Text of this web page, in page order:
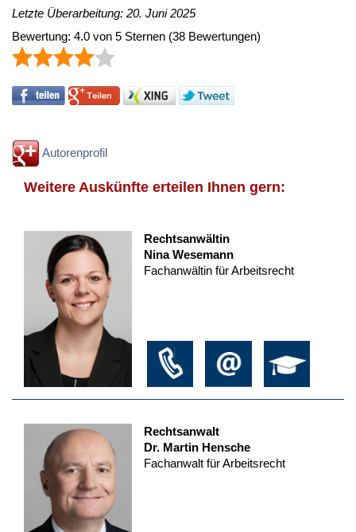
Letzte Überarbeitung: 20. Juni 2025
Bewertung: 4.0 von 5 Sternen (38 Bewertungen)
Autorenprofil
Weitere Auskünfte erteilen Ihnen gern:
Rechtsanwältin
Nina Wesemann
Fachanwältin für Arbeitsrecht
Rechtsanwalt
Dr. Martin Hensche
Fachanwalt für Arbeitsrecht